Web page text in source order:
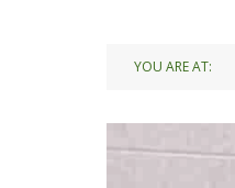
YOU ARE AT: